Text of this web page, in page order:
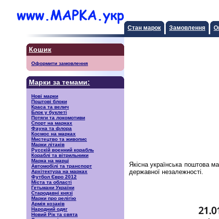
Стан марок Замовлення
Кошик
Оформити замовлення
Марки за темами:
Нові марки
Поштові блоки
Краса та велич
Блок у буклеті
Потяги та локомотиви
Спорт на марках
Фауна та флора
Космос на марках
Мистецтво та живопис
Марки літаків
Русскiй воєнний корабль
Кораблі та вітрильники
Марка на марці
Автомобілі та транспорт
Архітектура на марках
Футбол Євро 2012
Міста та області
Гетьмани України
Стародавні князі
Марки про релігію
Армія козаків
Народний одяг
Новий Рік та свята
Якісна українська поштова
державної незалежності.